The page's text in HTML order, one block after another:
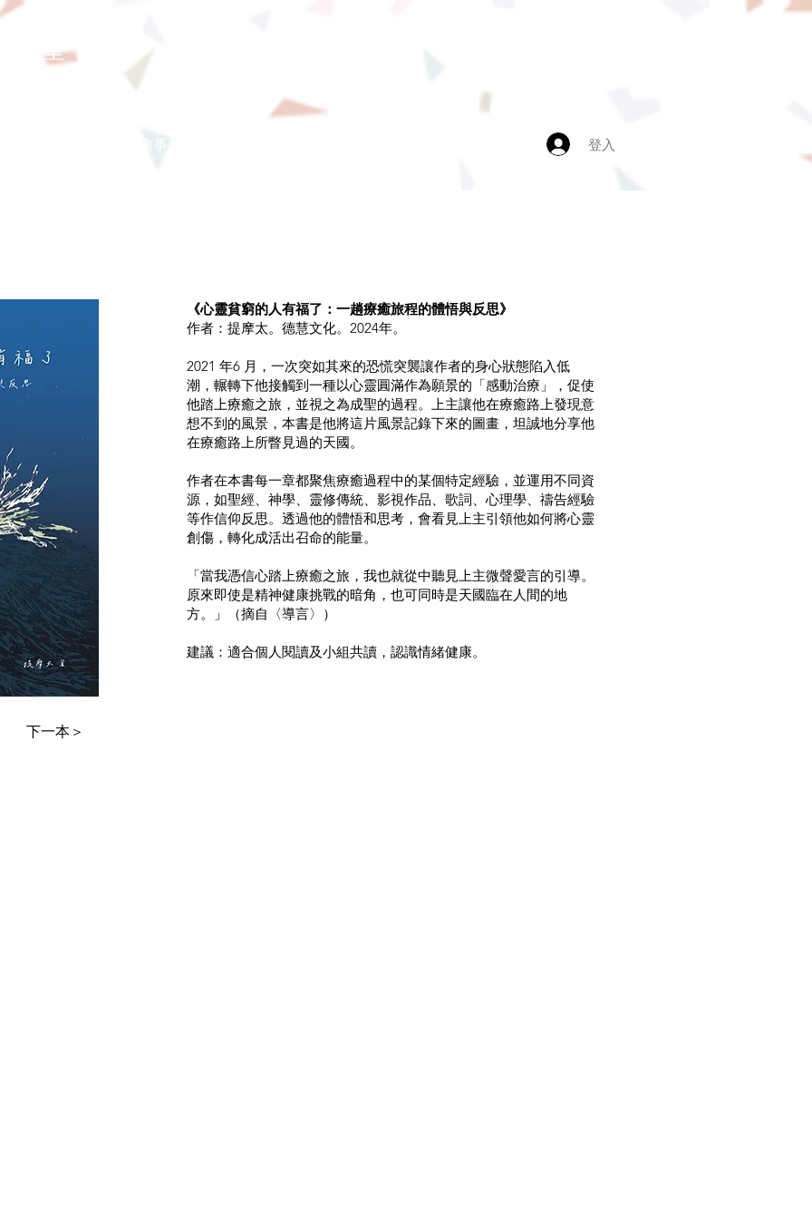
恩堂
登入
下一本＞
《心靈貧窮的人有福了：一趟療癒旅程的體悟與反思》
作者：提摩太。德慧文化。2024年。
2021 年6 月，一次突如其來的恐慌突襲讓作者的身心狀態陷入低
潮，輾轉下他接觸到一種以心靈圓滿作為願景的「感動治療」，促使
他踏上療癒之旅，並視之為成聖的過程。上主讓他在療癒路上發現意
想不到的風景，本書是他將這片風景記錄下來的圖畫，坦誠地分享他
在療癒路上所瞥見過的天國。
作者在本書每一章都聚焦療癒過程中的某個特定經驗，並運用不同資
源，如聖經、神學、靈修傳統、影視作品、歌詞、心理學、禱告經驗
等作信仰反思。透過他的體悟和思考，會看見上主引領他如何將心靈
創傷，轉化成活出召命的能量。
「當我憑信心踏上療癒之旅，我也就從中聽見上主微聲愛言的引導。
原來即使是精神健康挑戰的暗角，也可同時是天國臨在人間的地
方。」（摘自〈導言〉）
建議：適合個人閱讀及小組共讀，認識情緒健康。